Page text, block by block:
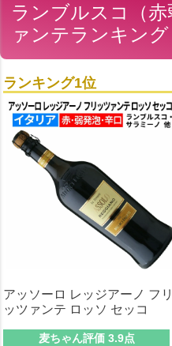
ランブルスコ（
ァンテランキング
ランキング1位
アッソーロ レッジアーノ フリ
ッツァンテ ロッソ セッコ
麦ちゃん評価 3.9点